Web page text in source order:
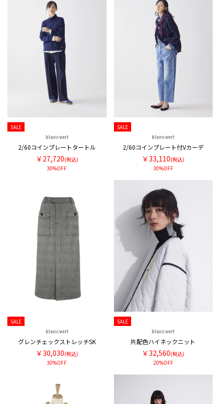
SALE
blancvert
2/60コインプレートタートル
￥27,720(税込)
30%OFF
SALE
blancvert
2/60コインプレート付Vカーデ
￥33,110(税込)
30%OFF
SALE
blancvert
グレンチェックストレッチSK
￥30,030(税込)
30%OFF
SALE
blancvert
片配色ハイネックニット
￥32,560(税込)
20%OFF